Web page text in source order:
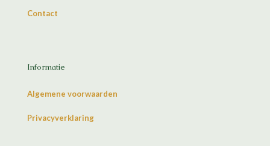
Contact
Informatie
Algemene voorwaarden
Privacyverklaring